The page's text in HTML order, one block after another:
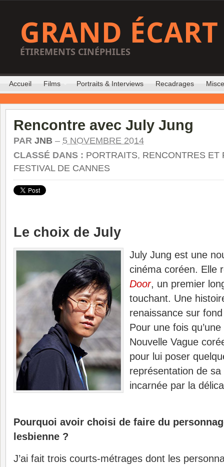
GRAND ÉCART
ÉTIREMENTS CINÉPHILES
Accueil Films Portraits & Interviews Recadrages
Rencontre avec July Jung
PAR JNB – 5 NOVEMBRE 2014
CLASSÉ DANS : PORTRAITS, RENCONTRES ET
FESTIVAL DE CANNES
Le choix de July
July Jung est une
cinéma coréen. Elle
Door, un premier
touchant. Une
renaissance sur
Pour une fois
Nouvelle Vague
pour lui poser
représentation de
incarnée par la
Pourquoi avoir choisi de faire du
lesbienne ?
J’ai fait trois courts-métrages dont les